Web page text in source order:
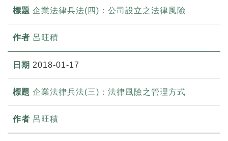
企業法律兵法(四)：公司設立之法律風險
呂旺積
2018-01-17
企業法律兵法(三)：法律風險之管理方式
呂旺積